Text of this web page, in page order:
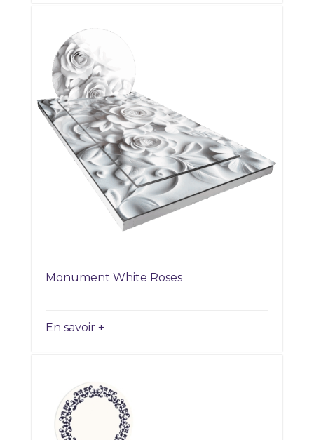
Monument White Roses
En savoir +